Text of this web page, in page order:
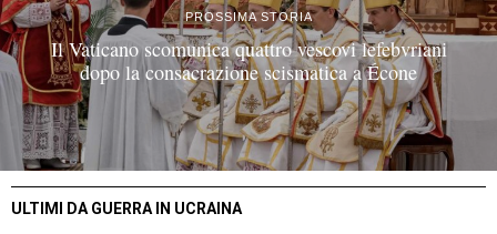
PROSSIMA STORIA
Il Vaticano scomunica quattro vescovi lefebvriani
dopo la consacrazione scismatica a Écone
ULTIMI DA GUERRA IN UCRAINA